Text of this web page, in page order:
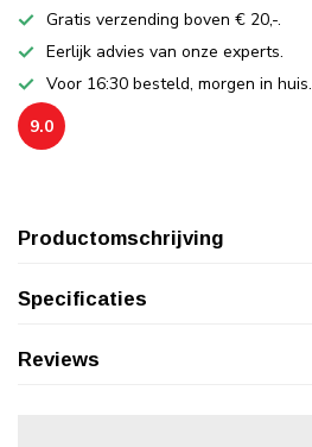
Gratis verzending boven € 20,-.
Eerlijk advies van onze experts.
Voor 16:30 besteld, morgen in huis.
9.0
Productomschrijving
Specificaties
Reviews